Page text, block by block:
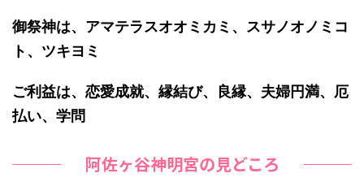
御祭神は、アマテラスオオミカミ、スサノオノミコ
ト、ツキヨミ
ご利益は、恋愛成就、縁結び、良縁、夫婦円満、厄
払い、学問
阿佐ヶ谷神明宮の見どころ